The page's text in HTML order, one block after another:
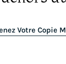
Votre Copie